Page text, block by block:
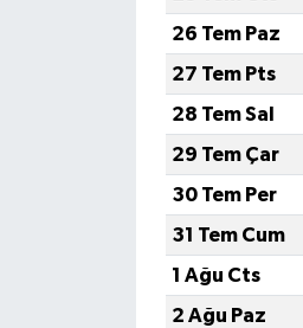
26 Tem Paz
27 Tem Pts
28 Tem Sal
29 Tem Çar
30 Tem Per
31 Tem Cum
1 Ağu Cts
2 Ağu Paz